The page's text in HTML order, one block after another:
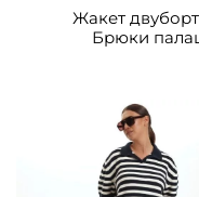
Жакет
Брюки